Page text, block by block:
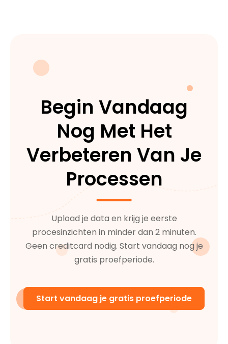
Begin Vandaag
Nog Met Het
Verbeteren Van Je
Processen
Upload je data en krijg je eerste
procesinzichten in minder dan 2 minuten.
Geen creditcard nodig. Start vandaag nog je
gratis proefperiode.
Start vandaag je gratis proefperiode